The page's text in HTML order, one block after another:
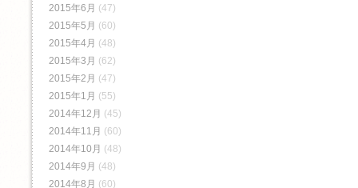
2015年6月 (47)
2015年5月 (60)
2015年4月 (48)
2015年3月 (62)
2015年2月 (47)
2015年1月 (55)
2014年12月 (45)
2014年11月 (60)
2014年10月 (48)
2014年9月 (48)
2014年8月 (60)